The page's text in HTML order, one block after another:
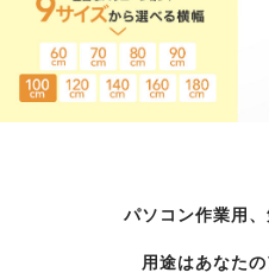
パソコン作業用
用途はあなたの